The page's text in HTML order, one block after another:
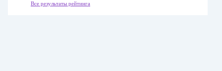
Все результаты рейтинга